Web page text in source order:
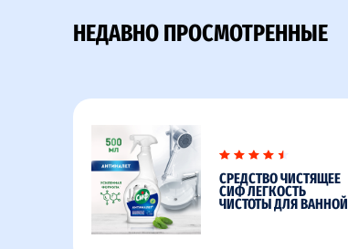
НЕДАВНО ПРОСМОТРЕННЫЕ
СРЕДСТВО ЧИСТЯЩЕЕ
СИФ ЛЕГКОСТЬ
ЧИСТОТЫ ДЛЯ ВАННОЙ